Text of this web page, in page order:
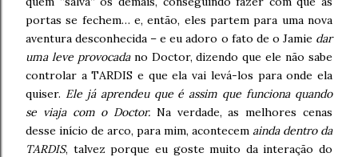
portas se fechem… e, então, eles partem para uma nova
aventura desconhecida – e eu adoro o fato de o Jamie dar
uma leve provocadano Doctor, dizendo que ele não sabe
controlar a TARDIS e que ela vai levá-los para onde ela
quiser. Ele já aprendeu que é assim que funciona quando
se viaja com o Doctor. Na verdade, as melhores cenas
desse início de arco, para mim, acontecem ainda dentro da
TARDIS, talvez porque eu goste muito da interação do